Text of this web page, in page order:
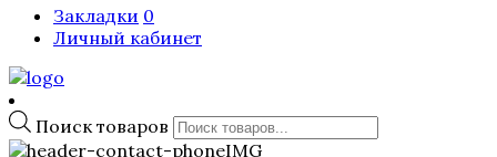
Закладки 0
Личный кабинет
Поиск товаров